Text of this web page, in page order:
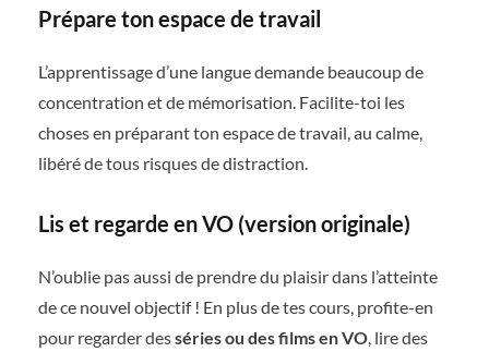
Prépare ton espace de travail
L’apprentissage d’une langue demande beaucoup de
concentration et de mémorisation. Facilite-toi les
choses en préparant ton espace de travail, au calme,
libéré de tous risques de distraction.
Lis et regarde en VO (version originale)
N’oublie pas aussi de prendre du plaisir dans l’atteinte
de ce nouvel objectif ! En plus de tes cours, profite-en
pour regarder desséries ou des films en VO , lire des